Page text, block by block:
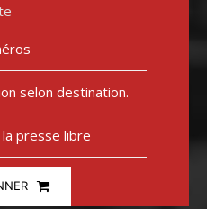
selon destination.
presse libre